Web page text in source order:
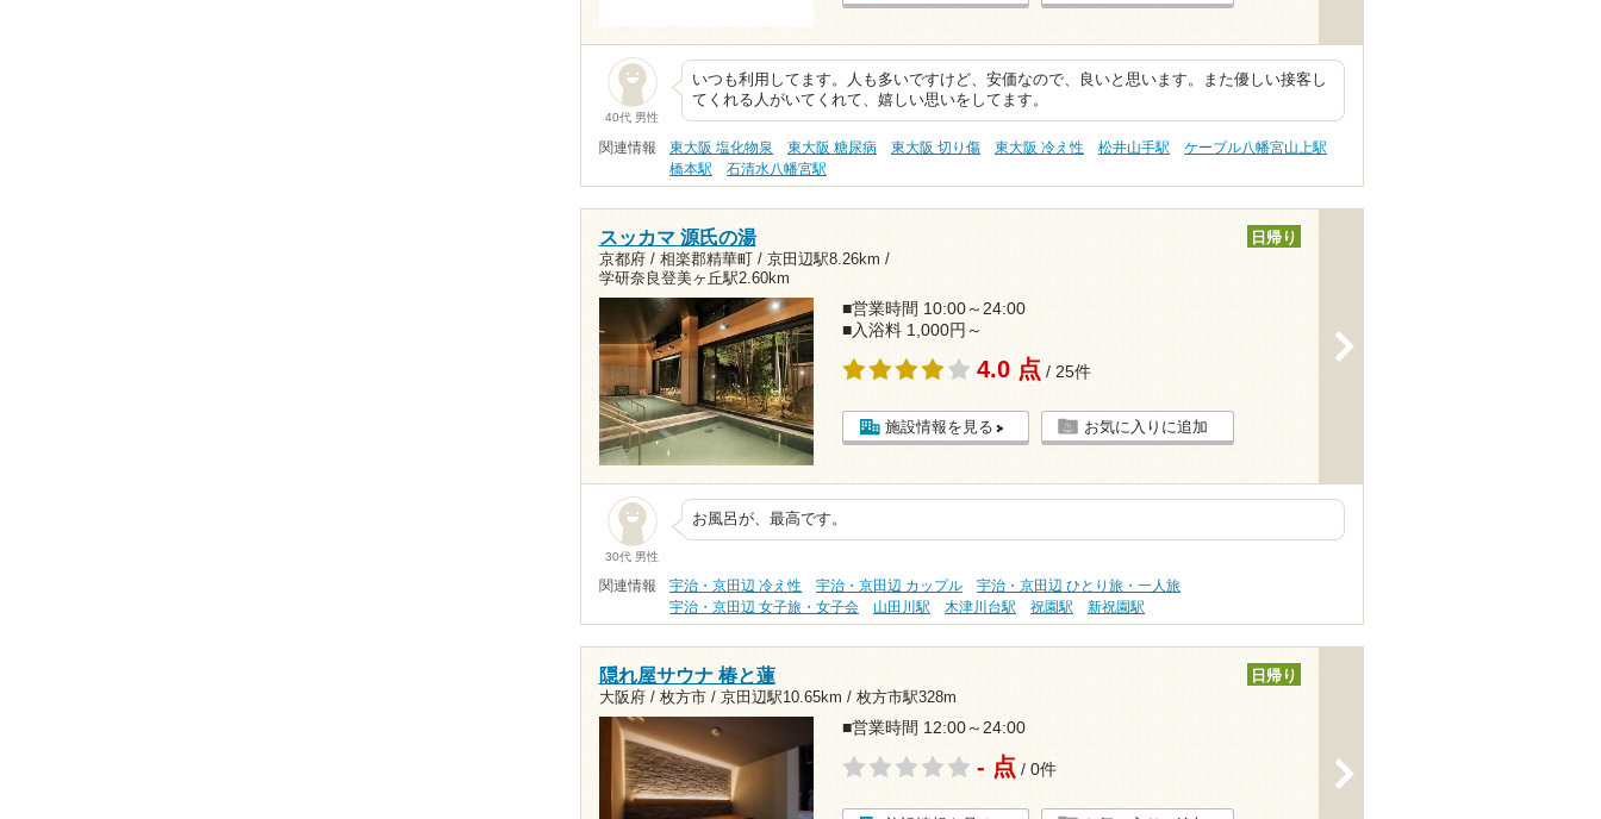
40代 男性
いつも利用してます。人も多いですけど、安価なので、良いと思います。また優しい接客し
てくれる人がいてくれて、嬉しい思いをしてます。
関連情報 東大阪 塩化物泉 東大阪 糖尿病 東大阪 切り傷 東大阪 冷え性 松井山手駅
ケーブル八幡宮山上駅
橋本駅
石清水八幡宮駅
スッカマ 源氏の湯
京都府 / 相楽郡精華町 / 京田辺駅8.26km /
学研奈良登美ヶ丘駅2.60km
日帰り
■営業時間 10:00～24:00
■入浴料 1,000円～
4.0 点 / 25件
施設情報を見る お気に入りに追加
30代 男性
お風呂が、最高です。
関連情報 宇治・京田辺 冷え性 宇治・京田辺 カップル
宇治・京田辺 ひとり旅・一人旅
宇治・京田辺 女子旅・女子会
山田川駅 木津川台駅 祝園駅 新祝園駅
隠れ屋サウナ 椿と蓮
大阪府 / 枚方市 / 京田辺駅10.65km / 枚方市駅328m
日帰り
■営業時間 12:00～24:00
- 点 / 0件